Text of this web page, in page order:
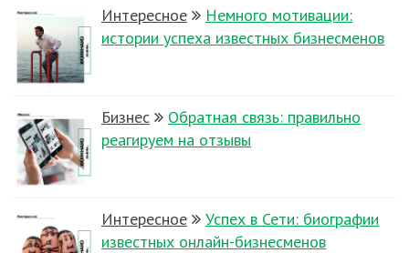
Интересное
Немного мотивации:
истории успеха известных бизнесменов
Бизнес
Обратная связь: правильно
реагируем на отзывы
Интересное
Успех в Сети: биографии
известных онлайн-бизнесменов